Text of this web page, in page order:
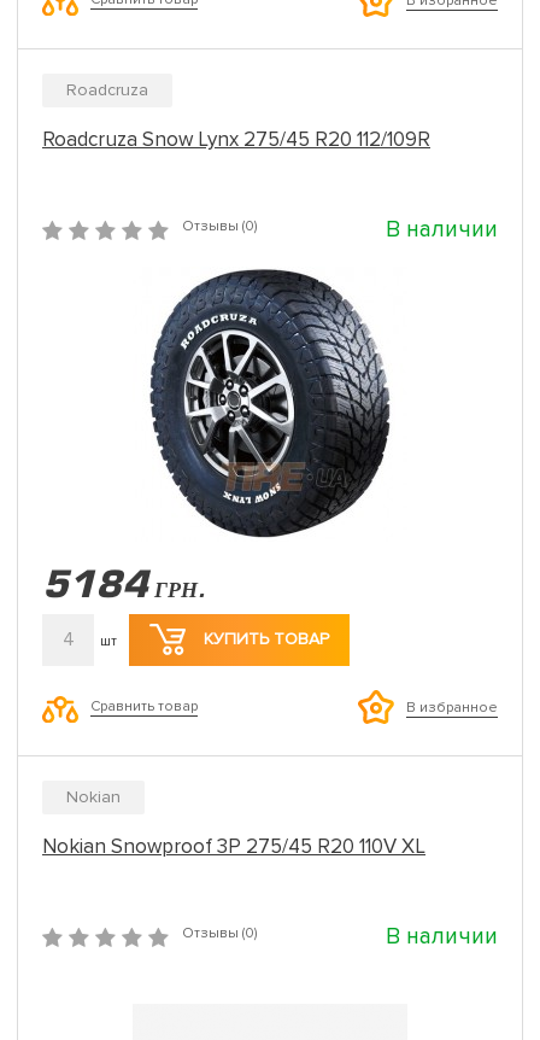
Roadcruza
Roadcruza Snow Lynx 275/45 R20 112/109R
Отзывы (0) В наличии
5184 ГРН.
4 шт КУПИТЬ ТОВАР
Сравнить товар В избранное
Nokian
Nokian Snowproof 3P 275/45 R20 110V XL
Отзывы (0) В наличии